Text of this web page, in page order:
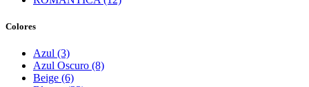
Colores
Azul (3)
Azul Oscuro (8)
Beige (6)